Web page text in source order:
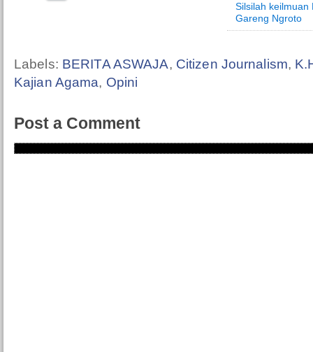
Silsilah keilmuan
Gareng Ngroto
Labels: BERITA ASWAJA, Citizen Journalism,
Kajian Agama, Opini
Post a Comment